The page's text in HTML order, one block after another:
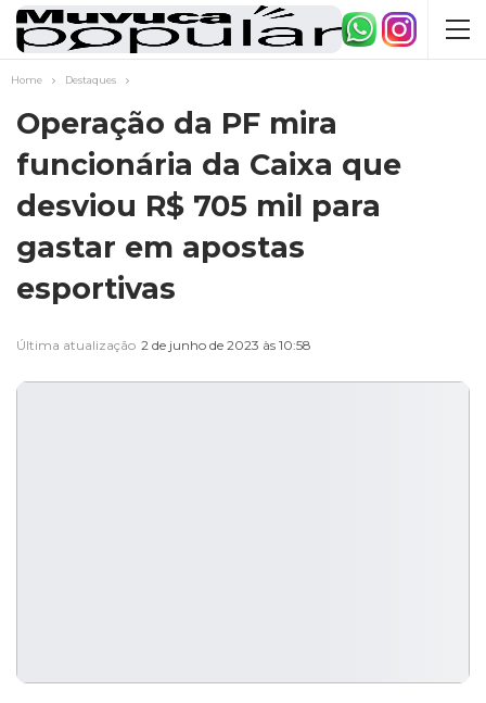
Home Destaques
Operação da PF mira
funcionária da Caixa que
desviou R$ 705 mil para
gastar em apostas
esportivas
Última atualização 2 de junho de 2023 às 10:58